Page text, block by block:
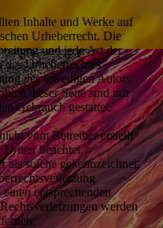
Inhalte und Werke auf
Urheberrecht. Die
und jede Art der
Urheberrechtes
des jeweiligen Autors
dieser Seite sind nur
Gebrauch gestattet.
vom Betreiber erstellt
Dritter beachtet.
als solche gekennzeichnet.
entsprechenden
werden